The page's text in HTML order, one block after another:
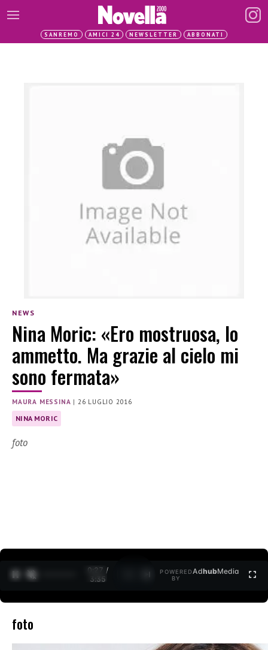
SANREMO AMICI 24 NEWSLETTER ABBONATI
NEWS
Nina Moric: «Ero mostruosa, lo
ammetto. Ma grazie al cielo mi
sono fermata»
MAURA MESSINA | 26 LUGLIO 2016
NINA MORIC
foto
0:27 /
3:35
POWERED
BY
AdhubMedia
foto